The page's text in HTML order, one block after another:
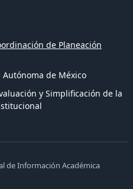
de Planeación
de México
y Simplificación de la
de Información Académica